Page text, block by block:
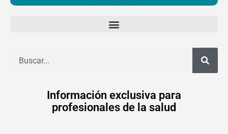
Información exclusiva para
profesionales de la salud